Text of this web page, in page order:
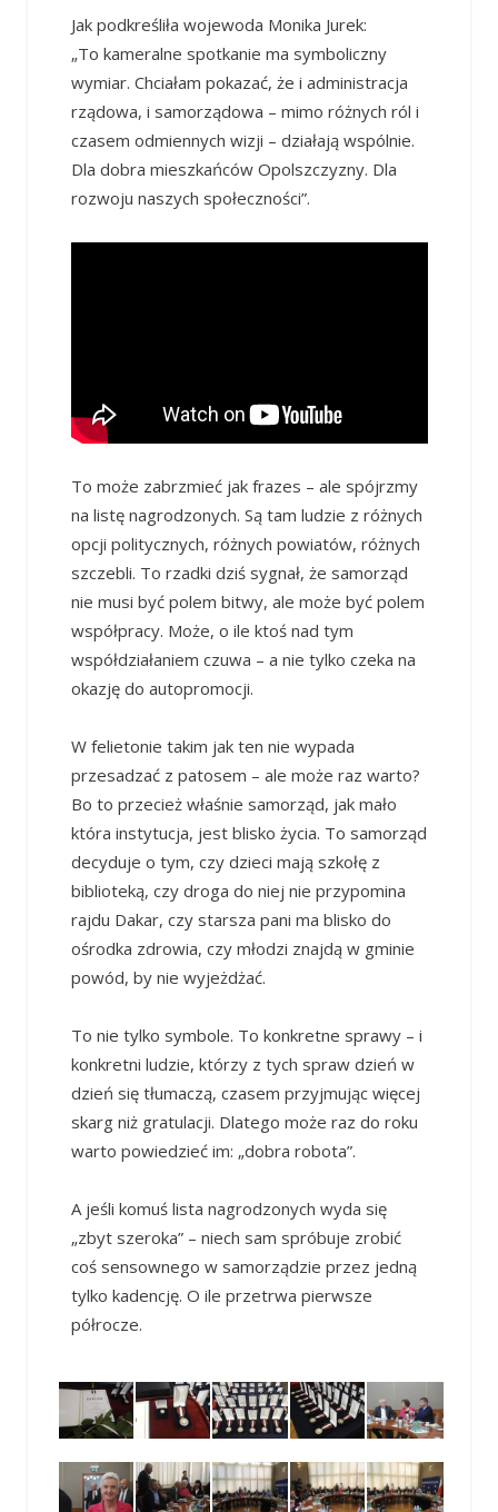
Jak podkreśliła wojewoda Monika Jurek:
„To kameralne spotkanie ma symboliczny
wymiar. Chciałam pokazać, że i administracja
rządowa, i samorządowa – mimo różnych ról i
czasem odmiennych wizji – działają wspólnie.
Dla dobra mieszkańców Opolszczyzny. Dla
rozwoju naszych społeczności”.
To może zabrzmieć jak frazes – ale spójrzmy
na listę nagrodzonych. Są tam ludzie z różnych
opcji politycznych, różnych powiatów, różnych
szczebli. To rzadki dziś sygnał, że samorząd
nie musi być polem bitwy, ale może być polem
współpracy. Może, o ile ktoś nad tym
współdziałaniem czuwa – a nie tylko czeka na
okazję do autopromocji.
W felietonie takim jak ten nie wypada
przesadzać z patosem – ale może raz warto?
Bo to przecież właśnie samorząd, jak mało
która instytucja, jest blisko życia. To samorząd
decyduje o tym, czy dzieci mają szkołę z
biblioteką, czy droga do niej nie przypomina
rajdu Dakar, czy starsza pani ma blisko do
ośrodka zdrowia, czy młodzi znajdą w gminie
powód, by nie wyjeżdżać.
To nie tylko symbole. To konkretne sprawy – i
konkretni ludzie, którzy z tych spraw dzień w
dzień się tłumaczą, czasem przyjmując więcej
skarg niż gratulacji. Dlatego może raz do roku
warto powiedzieć im: „dobra robota”.
A jeśli komuś lista nagrodzonych wyda się
„zbyt szeroka” – niech sam spróbuje zrobić
coś sensownego w samorządzie przez jedną
tylko kadencję. O ile przetrwa pierwsze
półrocze.